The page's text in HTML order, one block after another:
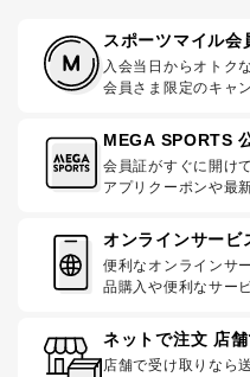
スポーツマイル会
入会当日からオトク
会員さま限定のキャ
MEGA SPORTS
会員証がすぐに開け
アプリクーポンや最
オンラインサービ
便利なオンラインサ
品購入や便利なサー
ネットで注文 店舗
店舗で受け取りなら